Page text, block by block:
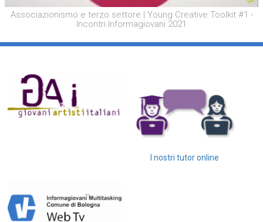
Associazionismo e terzo settore | Young Creative Toolkit #1 -
Incontri Informagiovani 2021
I nostri tutor online